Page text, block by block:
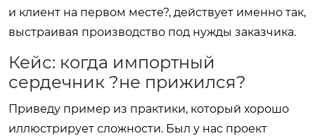
и клиент на первом месте?, действует именно так,
выстраивая производство под нужды заказчика.
Кейс: когда импортный
сердечник ?не прижился?
Приведу пример из практики, который хорошо
иллюстрирует сложности. Был у нас проект